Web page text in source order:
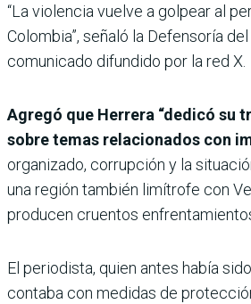
“La violencia vuelve a golpear al
Colombia”, señaló la Defensoría
comunicado difundido por la red X.
Agregó que Herrera “dedicó su
sobre temas relacionados con
organizado, corrupción y la
una región también limítrofe con
producen cruentos
El periodista, quien antes había
contaba con medidas de